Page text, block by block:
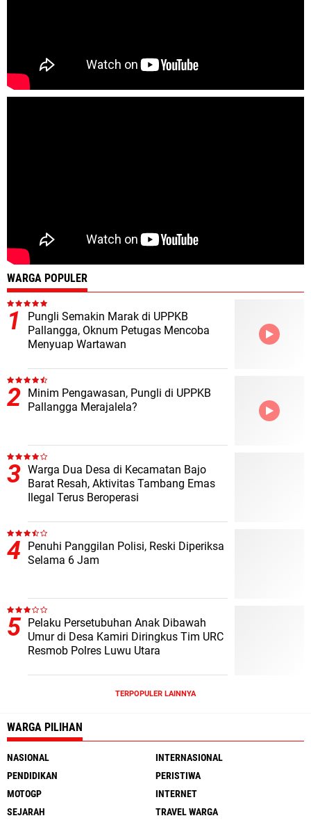
WARGA POPULER
Pungli Semakin Marak di UPPKB
Pallangga, Oknum Petugas Mencoba
Menyuap Wartawan
Minim Pengawasan, Pungli di UPPKB
Pallangga Merajalela?
Warga Dua Desa di Kecamatan Bajo
Barat Resah, Aktivitas Tambang Emas
Ilegal Terus Beroperasi
Penuhi Panggilan Polisi, Reski Diperiksa
Selama 6 Jam
Pelaku Persetubuhan Anak Dibawah
Umur di Desa Kamiri Diringkus Tim URC
Resmob Polres Luwu Utara
TERPOPULER LAINNYA
WARGA PILIHAN
NASIONAL
INTERNASIONAL
PENDIDIKAN
PERISTIWA
MOTOGP
INTERNET
SEJARAH
TRAVEL WARGA